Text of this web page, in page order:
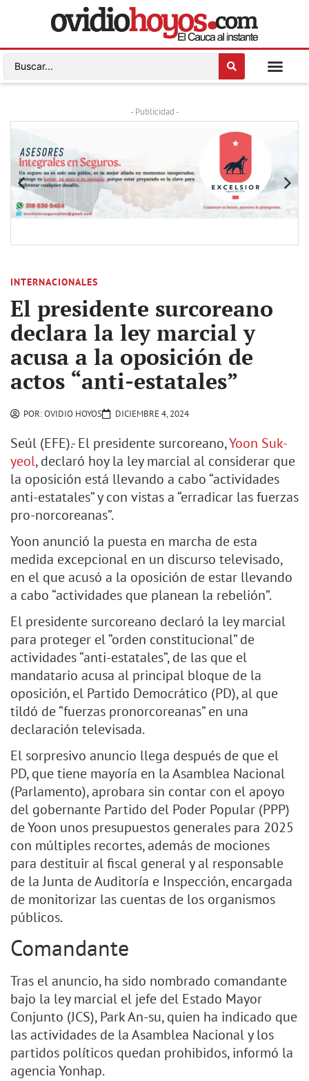
- Publicidad -
INTERNACIONALES
El presidente surcoreano
declara la ley marcial y
acusa a la oposición de
actos “anti-estatales”
POR:OVIDIO HOYOS DICIEMBRE 4, 2024
Seúl (EFE).- El presidente surcoreano,Yoon Suk-
yeol, declaró hoy la ley marcial al considerar que
la oposición está llevando a cabo “actividades
anti-estatales” y con vistas a “erradicar las fuerzas
pro-norcoreanas”.
Yoon anunció la puesta en marcha de esta
medida excepcional en un discurso televisado,
en el que acusó a la oposición de estar llevando
a cabo “actividades que planean la rebelión”.
El presidente surcoreano declaró la ley marcial
para proteger el “orden constitucional” de
actividades “anti-estatales”, de las que el
mandatario acusa al principal bloque de la
oposición, el Partido Democrático (PD), al que
tildó de “fuerzas pronorcoreanas” en una
declaración televisada.
El sorpresivo anuncio llega después de que el
PD, que tiene mayoría en la Asamblea Nacional
(Parlamento), aprobara sin contar con el apoyo
del gobernante Partido del Poder Popular (PPP)
de Yoon unos presupuestos generales para 2025
con múltiples recortes, además de mociones
para destituir al fiscal general y al responsable
de la Junta de Auditoría e Inspección, encargada
de monitorizar las cuentas de los organismos
públicos.
Comandante
Tras el anuncio, ha sido nombrado comandante
bajo la ley marcial el jefe del Estado Mayor
Conjunto (JCS), Park An-su, quien ha indicado que
las actividades de la Asamblea Nacional y los
partidos políticos quedan prohibidos, informó la
agencia Yonhap.